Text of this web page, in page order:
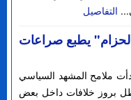
التفاصيل
يطبع صراعات
ملامح المشهد السياسي
بروز خلافات داخل بعض